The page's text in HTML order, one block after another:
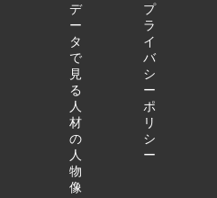
デ
ー
タ
で
見
る
人
材
の
人
物
像
プ
ラ
イ
バ
シ
ー
ポ
リ
シ
ー